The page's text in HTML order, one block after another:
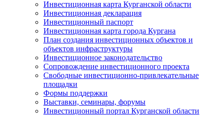
Инвестиционная карта Курганской области
Инвестиционная декларация
Инвестиционный паспорт
Инвестиционная карта города Кургана
План создания инвестиционных объектов и
объектов инфраструктуры
Инвестиционное законодательство
Сопровождение инвестиционного проекта
Свободные инвестиционно-привлекательные
площадки
Формы поддержки
Выставки, семинары, форумы
Инвестиционный портал Курганской области